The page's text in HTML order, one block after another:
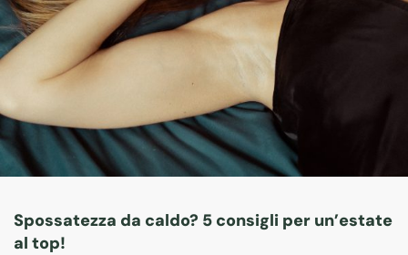
Spossatezza da caldo? 5 consigli per un’estate
al top!